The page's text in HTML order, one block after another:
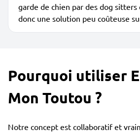
garde de chien par des dog sitters
donc une solution peu coûteuse
Pourquoi utiliser
Mon Toutou ?
Notre concept est collaboratif et